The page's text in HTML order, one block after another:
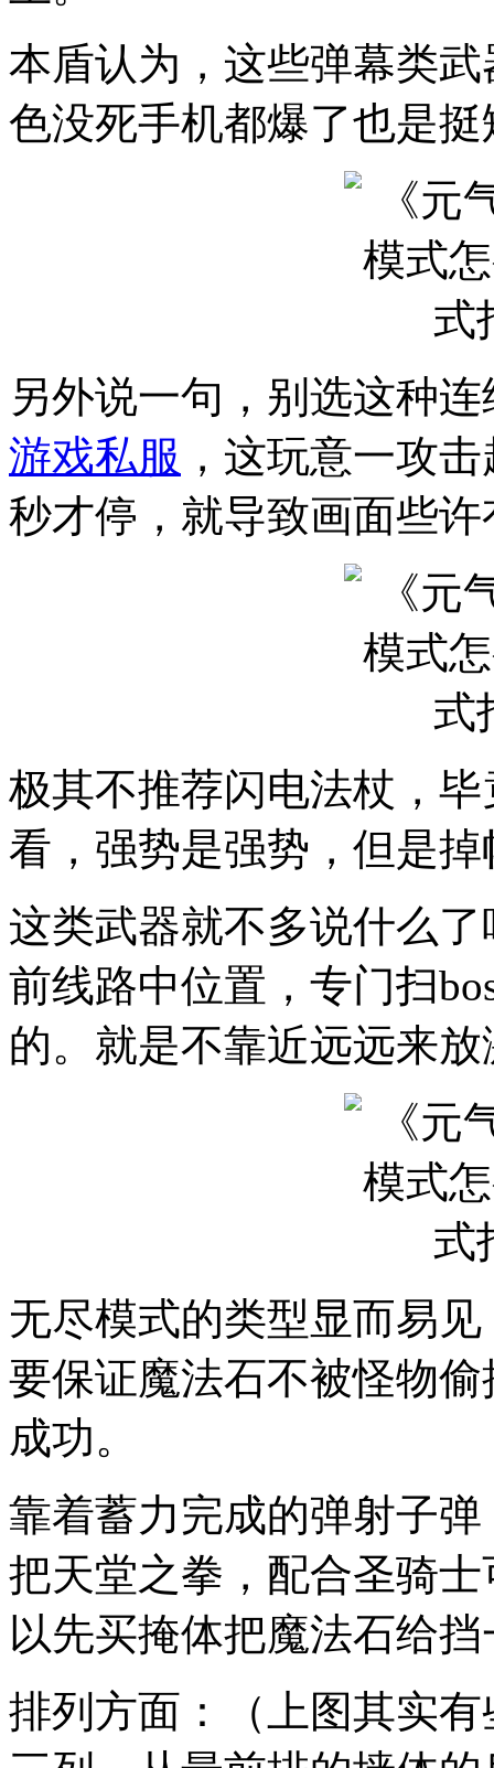
本盾认为，这些弹幕类
色没死手机都爆了也是挺
另外说一句，别选这种
游戏私服 ，这玩意一攻
秒才停，就导致画面些
极其不推荐闪电法杖，
看，强势是强势，但是
这类武器就不多说什么
前线路中位置，专门扫
的。就是不靠近远远来
无尽模式的类型显而易
要保证魔法石不被怪物
成功。
靠着蓄力完成的弹射子
把天堂之拳，配合圣骑
以先买掩体把魔法石给
排列方面：（上图其实